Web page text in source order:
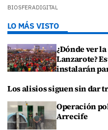
BIOSFERADIGITAL
LO MÁS VISTO
¿Dónde ver
Lanzarote?
instalarán
Los alisios siguen sin dar
Operación
Arrecife